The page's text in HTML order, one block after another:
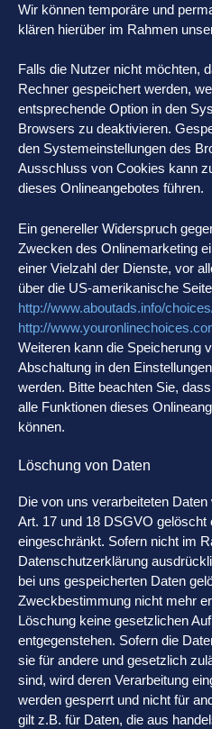
Wir können temporäre und
klären hierüber im Rahmen
Falls die Nutzer nicht möchten,
Rechner gespeichert werden,
entsprechende Option in den
Browsers zu deaktivieren.
den Systemeinstellungen des
Ausschluss von Cookies kann
dieses Onlineangebotes führen.
Ein genereller Widerspruch
Zwecken des Onlinemarketing
einer Vielzahl der Dienste, vor
über die US-amerikanische Seite
http://www.aboutads.info/
http://
Weiteren kann die Speicherung
Abschaltung in den
werden. Bitte beachten Sie,
alle Funktionen dieses
können.
Löschung von Daten
Die von uns verarbeiteten
Art. 17 und 18 DSGVO gelöscht
eingeschränkt. Sofern nicht im
Datenschutzerklärung
bei uns gespeicherten Daten
Zweckbestimmung nicht mehr
Löschung keine gesetzlichen
entgegenstehen. Sofern die
sie für andere und gesetzlich
sind, wird deren Verarbeitung
werden gesperrt und nicht für
gilt z.B. für Daten, die aus